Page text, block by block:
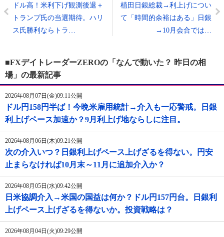
ドル高！米利下げ観測後退＋
トランプ氏の当選期待。ハリ
ス氏勝利ならトラ…
植田日銀総裁→利上げについ
て「時間的余裕はある」日銀
→10月会合では…
■FXデイトレーダーZEROの「なんで動いた？ 昨日の相
場」の最新記事
2026年08月07日(金)09:11公開
ドル円158円半ば！今晩米雇用統計→介入も一応警戒。日銀
利上げペース加速か？9月利上げ地ならしに注目。
2026年08月06日(木)09:21公開
次の介入いつ？日銀利上げペース上げざるを得ない。円安
止まらなければ10月末～11月に追加介入か？
2026年08月05日(水)09:42公開
日米協調介入→米国の国益は何か？ドル円157円台。日銀利
上げペース上げざるを得ないか。投資戦略は？
2026年08月04日(火)09:29公開